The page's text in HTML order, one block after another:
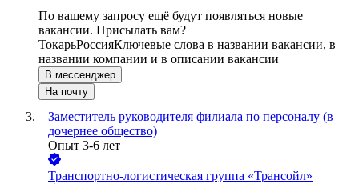
По вашему запросу ещё будут появляться новые
вакансии. Присылать вам?
ТокарьРоссияКлючевые слова в названии вакансии, в
названии компании и в описании вакансии
В мессенджер
На почту
Заместитель руководителя филиала по персоналу (в
дочернее общество)
Опыт 3-6 лет
Транспортно-логистическая группа «Трансойл»